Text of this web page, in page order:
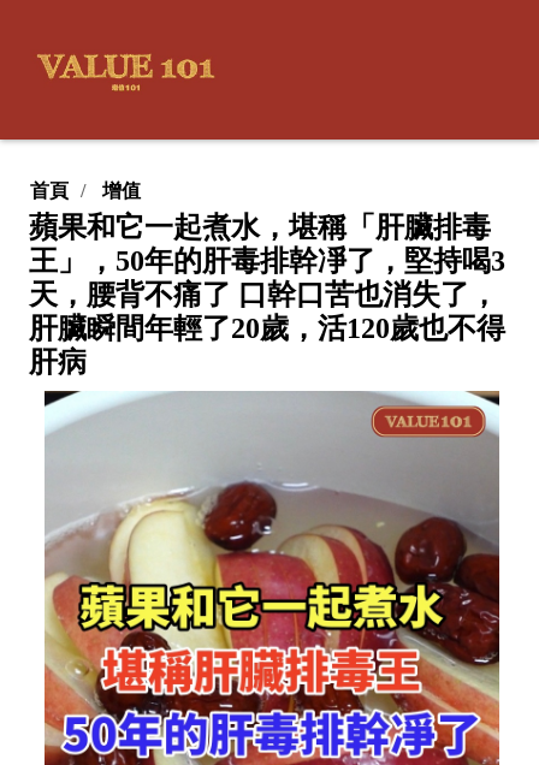
首頁 增值
蘋果和它一起煮水，堪稱「肝臟排毒
王」，50年的肝毒排幹凈了，堅持喝3
天，腰背不痛了 口幹口苦也消失了，
肝臟瞬間年輕了20歲，活120歲也不得
肝病